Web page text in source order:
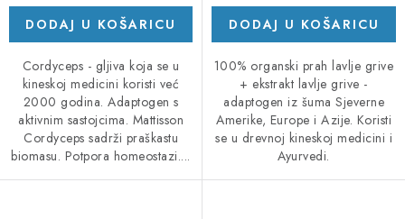
a DODAJ U KOŠARICU
Cordyceps - gljiva koja se u
kineskoj medicini koristi već
2000 godina. Adaptogen s
aktivnim sastojcima. Mattisson
Cordyceps sadrži praškastu
biomasu. Potpora homeostazi....
DODAJ U KOŠARICU
100% organski prah lavlje grive
+ ekstrakt lavlje grive -
adaptogen iz šuma Sjeverne
Amerike, Europe i Azije. Koristi
se u drevnoj kineskoj medicini i
Ayurvedi.